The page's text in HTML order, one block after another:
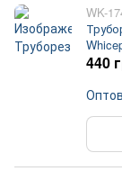
WK-
440